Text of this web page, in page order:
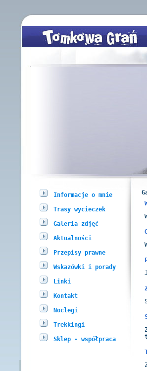
Informacje o mnie
Trasy wycieczek
Galeria zdjęć
Aktualności
Przepisy prawne
Wskazówki i porady
Linki
Kontakt
Noclegi
Trekkingi
Sklep - współpraca